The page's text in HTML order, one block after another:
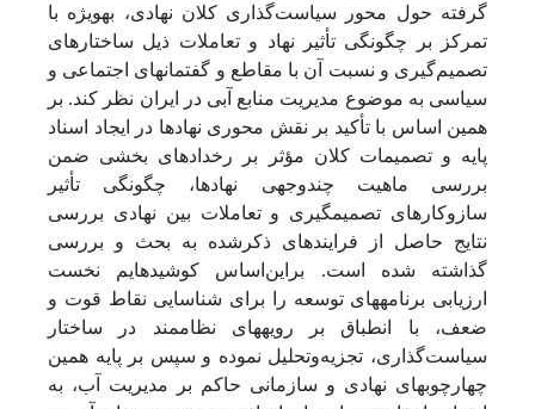
گرفته حول محور سیاست‌گذاری کلان نهادی، به­ویژه با
تمرکز بر چگونگی تأثیر نهاد و تعاملات ذیل ساختارهای
تصمیم‌گیری و نسبت آن با مقاطع و گفتمان­های اجتماعی و
سیاسی به موضوع مدیریت منابع آبی در ایران نظر کند. بر
همین اساس با تأکید بر نقش محوری نهادها در ایجاد اسناد
پایه و تصمیمات کلان مؤثر بر رخدادهای بخشی ضمن
بررسی ماهیت چندوجهی نهادها، چگونگی تأثیر
سازوکارهای تصمیم­گیری و تعاملات بین نهادی بررسی
نتایج حاصل از فرایندهای ذکرشده به بحث و بررسی
گذاشته شده است. بر‌این‌اساس کوشیده­ایم نخست
ارزیابی برنامه­های توسعه را برای شناسایی نقاط قوت و
ضعف، با انطباق بر رویه­های نظام­مند در ساختار
سیاست‌گذاری، تجزیه‌و‌تحلیل نموده و سپس بر پایه همین
چهارچوب­های نهادی و سازمانی حاکم بر مدیریت آب، به